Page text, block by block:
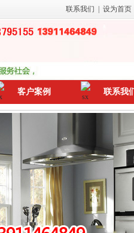
联系我们 设为首页
客户案例 联系我